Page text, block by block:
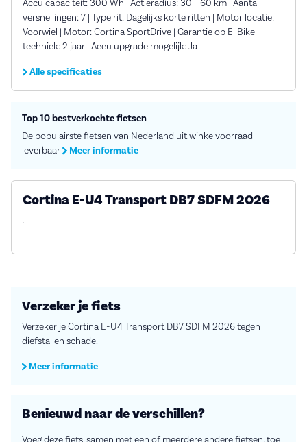
Accu capaciteit: 300 Wh | Actieradius: 30 - 60 km | Aantal
versnellingen: 7 | Type rit: Dagelijks korte ritten | Motor locatie:
Voorwiel | Motor: Cortina SportDrive | Garantie op E-Bike
techniek: 2 jaar | Accu upgrade mogelijk: Ja
Alle specificaties
Top 10 bestverkochte fietsen
De populairste fietsen van Nederland uit winkelvoorraad
leverbaar
Meer informatie
Cortina E-U4 Transport DB7 SDFM 2026
.
Verzeker je fiets
Verzeker je Cortina E-U4 Transport DB7 SDFM 2026 tegen
diefstal en schade.
Meer informatie
Benieuwd naar de verschillen?